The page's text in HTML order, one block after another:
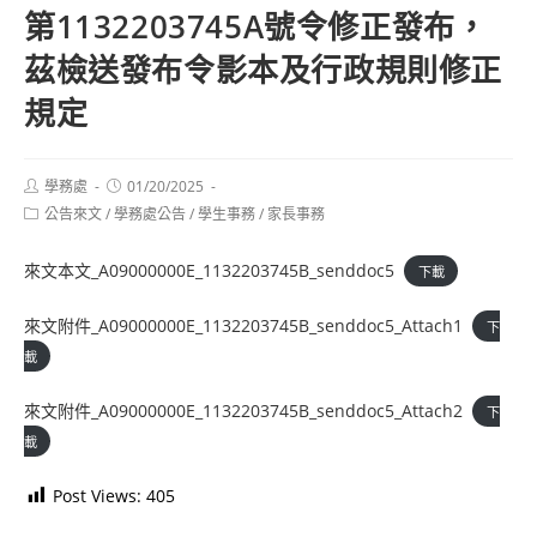
第1132203745A號令修正發布，
茲檢送發布令影本及行政規則修正
規定
Post
author:
學務處
Post
published:
01/20/2025
Post公告來文/學務處公告/學生事務/ 家長事務
來文本文_A09000000E_1132203745B_senddoc5 下載
來文附件_A09000000E_1132203745B_senddoc5_Attach1
下
載
來文附件_A09000000E_1132203745B_senddoc5_Attach2
下
載
Post Views: 405